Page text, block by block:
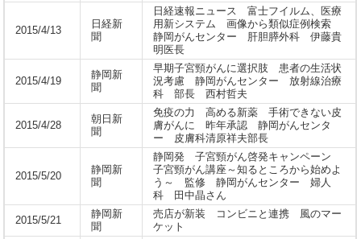
2015/4/13
日経新
聞
日経速報ニュース 富士フイルム、医療
用新システム 画像から類似症例検索
静岡がんセンター 肝胆膵外科 伊藤貴
明医長
2015/4/19
静岡新
聞
早期子宮頸がんに選択肢 患者の生活状
況考慮 静岡がんセンター 放射線治療
科 部長 西村哲夫
2015/4/28
朝日新
聞
免疫の力 高める新薬 手術できない皮
膚がんに 昨年承認 静岡がんセンタ
ー 皮膚科清原祥夫部長
2015/5/20
静岡新
聞
静岡発 子宮頸がん啓発キャンペーン
子宮頸がん講座～知るところから始めよ
う～ 監修 静岡がんセンター 婦人
科 田中晶さん
2015/5/21
静岡新
聞
売店が新装 コンビニと連携 風のマー
ケット